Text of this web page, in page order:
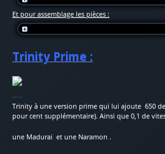
Et pour assemblage les pièces :
Trinity Prime :
Trinity à une version prime qui lui ajoute 650
pour cent supplémentaire). Ainsi que 0,1 de
une Madurai et une Naramon .